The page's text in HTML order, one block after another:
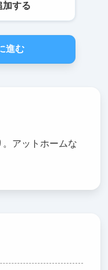
する
進む
アットホームな